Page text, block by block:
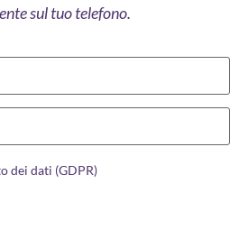
sul tuo telefono.
dei dati (GDPR)